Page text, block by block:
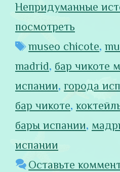
Непридуманные
посмотреть
Метки
museo chicote,
madrid, бар чикоте
испании, города
бар чикоте,
бары испании,
испании
Оставьте